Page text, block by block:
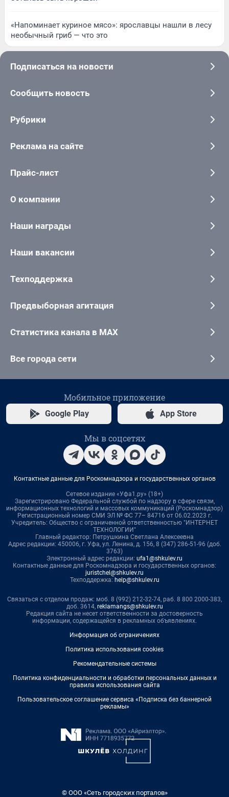
«Напоминает куриное мясо»: ярославцы нашли в лесу
необычный гриб — что это
Подписаться на новости
Сообщить новость
Рубрики
Реклама на сайте
Прайс-лист
О компании
Наши награды
Наши вакансии
Техподдержка
Предвыборная агитация
Статистика канала в MAX
Все города сети
Мобильное приложение
Google Play App Store
Мы в соцсетях
Контактные данные для Роскомнадзора и государственных органов
Сетевое издание «Уфа1.ру» (18+)
Зарегистрировано Федеральной службой по надзору в сфере связи,
информационных технологий и массовых коммуникаций (Роскомнадзор)
Регистрационный номер СМИ ЭЛ № ФС 77– 84716 от 06.02.2023 г.
Учредитель: Общество с ограниченной ответственностью "ИНТЕРНЕТ
ТЕХНОЛОГИИ"
Главный редактор: Петрушкина Светлана Алексеевна
Адрес редакции: 450006, г. Уфа, ул. Ленина, д. 156, 8 (347) 286-51-96 (доб.
3763)
Электронный адрес редакции: ufa1@shkulev.ru
Контактные данные для Роскомнадзора и государственных органов:
juristchel@shkulev.ru
Техподдержка: help@shkulev.ru
Связаться с отделом продаж: моб. 8 (992) 212-32-74, раб. 8 800 2000-383,
доб. 3614, reklamangs@shkulev.ru
Редакция сайта не несет ответственности за достоверность
информации, содержащейся в рекламных объявлениях.
Информация об ограничениях
Политика использования cookies
Рекомендательные системы
Политика конфиденциальности и обработки персональных данных и
правила использования сайта
Пользовательское соглашение сервиса «Подписка без баннерной
рекламы»
© ООО «Сеть городских порталов»